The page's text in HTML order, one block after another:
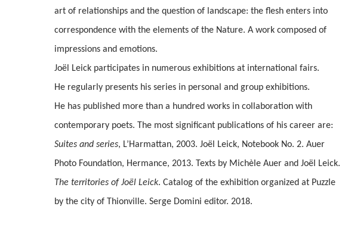
art of relationships and the question of landscape: the flesh enters into
correspondence with the elements of the Nature. A work composed of
impressions and emotions.
Joël Leick participates in numerous exhibitions at international fairs.
He regularly presents his series in personal and group exhibitions.
He has published more than a hundred works in collaboration with
contemporary poets. The most significant publications of his career are:
Suites and series, L’Harmattan, 2003. Joël Leick, Notebook No. 2. Auer
Photo Foundation, Hermance, 2013. Texts by Michèle Auer and Joël Leick.
The territories of Joël Leick. Catalog of the exhibition organized at Puzzle
by the city of Thionville. Serge Domini editor. 2018.